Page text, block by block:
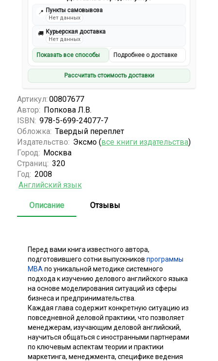
📍 Пункты самовывоза
Нет данных
🚚 Курьерская доставка
Нет данных
Показать все способы Подробнее о доставке
Рассчитать стоимость доставки
Артикул: 00807677
Автор: Попкова Л.В.
ISBN: 978-5-699-24077-7
Обложка: Твердый переплет
Издательство: Эксмо (все книги издательства)
Город: Москва
Страниц: 320
Год: 2008
Английский язык
Описание Отзывы
Перед вами книга известного автора,
подготовившего сотни выпускников программы
МВА по уникальной методике системного
подхода к изучению делового английского языка
на основе моделирования ситуаций из сферы
бизнеса и предпринимательства.
Каждая глава содержит конкретную ситуацию из
повседневной деловой практики, что позволяет
менеджерам, изучающим деловой английский,
научиться общаться с иностранными партнерами
по ключевым аспектам теории и практики
маркетинга, менеджмента, специфике ведения